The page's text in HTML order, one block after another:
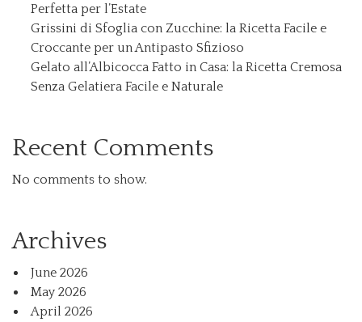
Perfetta per l’Estate
Grissini di Sfoglia con Zucchine: la Ricetta Facile e
Croccante per un Antipasto Sfizioso
Gelato all’Albicocca Fatto in Casa: la Ricetta Cremosa
Senza Gelatiera Facile e Naturale
Recent Comments
No comments to show.
Archives
June 2026
May 2026
April 2026